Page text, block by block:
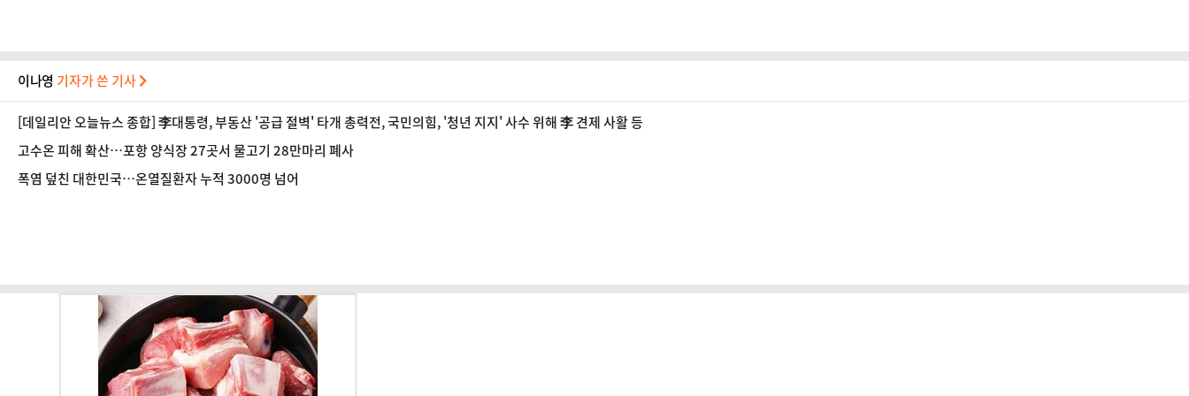
이나영 기자가 쓴 기사
[데일리안 오늘뉴스 종합] 李대통령, 부동산 '공급 절벽' 타개 총력전, 국민의힘, '청년 지지' 사수 위해 李 견제 사활 등
고수온 피해 확산…포항 양식장 27곳서 물고기 28만마리 폐사
폭염 덮친 대한민국…온열질환자 누적 3000명 넘어